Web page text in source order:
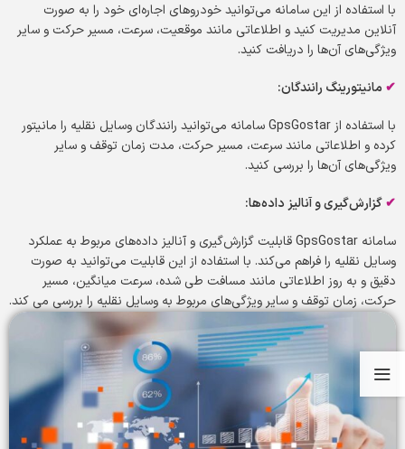
با استفاده از این سامانه می‌توانید خودروهای اجاره‌ای خود را به صورت
آنلاین مدیریت کنید و اطلاعاتی مانند موقعیت، سرعت، مسیر حرکت و سایر
ویژگی‌های آن‌ها را دریافت کنید.
✔ مانیتورینگ رانندگان:
با استفاده از GpsGostar سامانه می‌توانید رانندگان وسایل نقلیه را مانیتور
کرده و اطلاعاتی مانند سرعت، مسیر حرکت، مدت زمان توقف و سایر
ویژگی‌های آن‌ها را بررسی کنید.
✔گزارش‌گیری و آنالیز داده‌ها:
سامانه GpsGostar قابلیت گزارش‌گیری و آنالیز داده‌های مربوط به عملکرد
وسایل نقلیه را فراهم می‌کند. با استفاده از این قابلیت می‌توانید به صورت
دقیق و به روز اطلاعاتی مانند مسافت طی شده، سرعت میانگین، مسیر
حرکت، زمان توقف و سایر ویژگی‌های مربوط به وسایل نقلیه را بررسی می کند.